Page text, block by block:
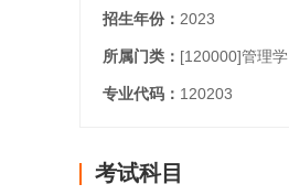
招生年份： 2023
所属门类： [120000]管理学
专业代码： 120203
考试科目